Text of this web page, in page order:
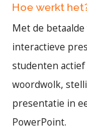
Hoe werkt
Met de
interactieve
studenten
woordwolk,
presentatie in
PowerPoint.